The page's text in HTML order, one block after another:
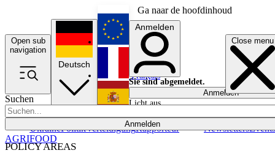
Ga naar de hoofdinhoud
Open sub
navigation
Close menu
Suchen
Anmelden
POLICY AREAS
UkrainePolitikVerteidigungRapporteur NewslettersEvents
Deutsch
English
Français
Anmelden
Sie sind abgemeldet.
Anmelden
Licht aus
AGRIFOOD